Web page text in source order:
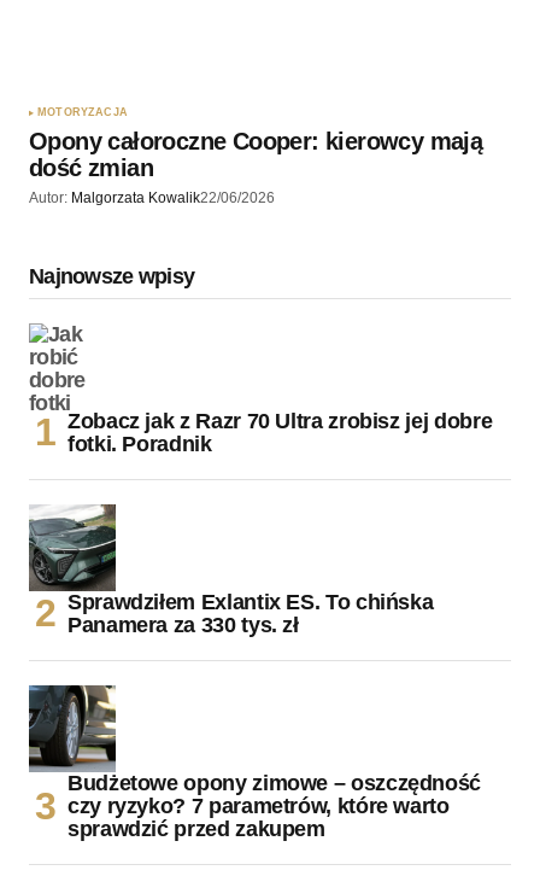
MOTORYZACJA
Opony całoroczne Cooper: kierowcy mają
dość zmian
Autor: Malgorzata Kowalik22/06/2026
Najnowsze wpisy
Zobacz jak z Razr 70 Ultra zrobisz jej dobre
fotki. Poradnik
Sprawdziłem Exlantix ES. To chińska
Panamera za 330 tys. zł
Budżetowe opony zimowe – oszczędność
czy ryzyko? 7 parametrów, które warto
sprawdzić przed zakupem